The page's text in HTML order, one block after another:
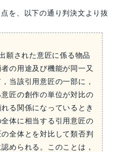
を、以下の通り判決文より抜
願された意匠に係る物品
の用途及び機能が同一又
当該引用意匠の一部に，
匠の創作の単位が対比の
る関係になっているとき
体に相当する引用意匠の
全体とを対比して類否判
められる。このことは，